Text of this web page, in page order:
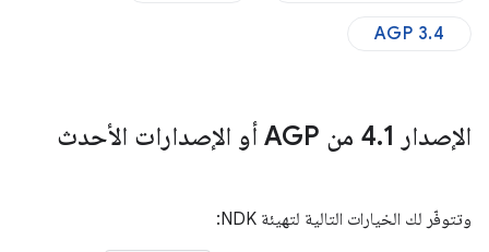
AGP 3.4
الإصدار 4 .1 من AGP أو الإصدارات الأحدث
وتتوفّر لك الخيارات التالية لتهيئة NDK: